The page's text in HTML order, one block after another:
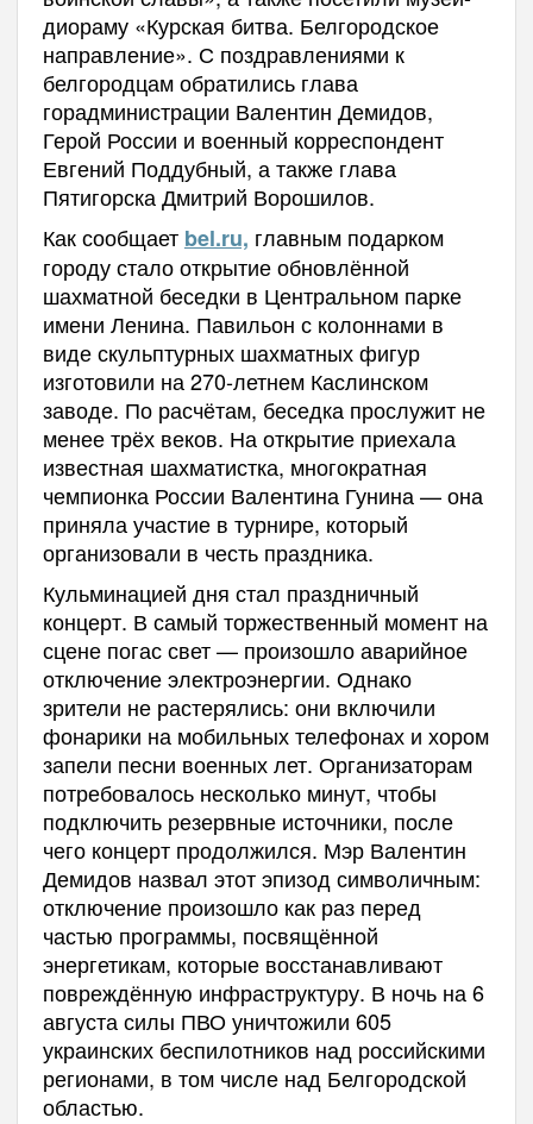
диораму «Курская битва. Белгородское
направление». С поздравлениями к
белгородцам обратились глава
горадминистрации Валентин Демидов,
Герой России и военный корреспондент
Евгений Поддубный, а также глава
Пятигорска Дмитрий Ворошилов.
Как сообщает bel.ru, главным подарком
городу стало открытие обновлённой
шахматной беседки в Центральном парке
имени Ленина. Павильон с колоннами в
виде скульптурных шахматных фигур
изготовили на 270-летнем Каслинском
заводе. По расчётам, беседка прослужит не
менее трёх веков. На открытие приехала
известная шахматистка, многократная
чемпионка России Валентина Гунина — она
приняла участие в турнире, который
организовали в честь праздника.
Кульминацией дня стал праздничный
концерт. В самый торжественный момент на
сцене погас свет — произошло аварийное
отключение электроэнергии. Однако
зрители не растерялись: они включили
фонарики на мобильных телефонах и хором
запели песни военных лет. Организаторам
потребовалось несколько минут, чтобы
подключить резервные источники, после
чего концерт продолжился. Мэр Валентин
Демидов назвал этот эпизод символичным:
отключение произошло как раз перед
частью программы, посвящённой
энергетикам, которые восстанавливают
повреждённую инфраструктуру. В ночь на 6
августа силы ПВО уничтожили 605
украинских беспилотников над российскими
регионами, в том числе над Белгородской
областью.